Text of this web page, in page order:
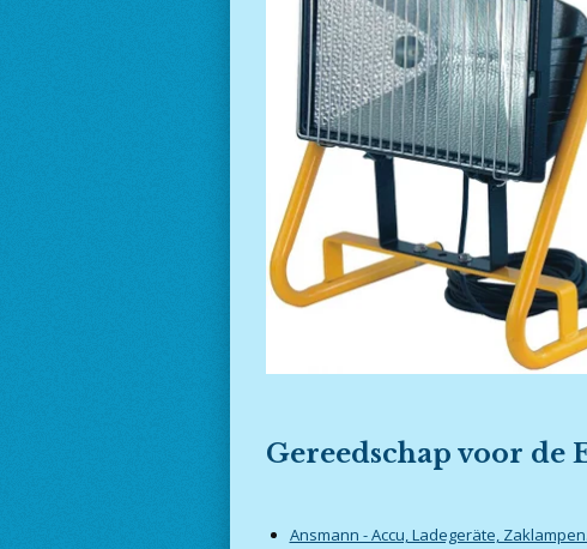
Gereedschap voor
Ansmann - Accu, Ladegeräte, Zaklampen.